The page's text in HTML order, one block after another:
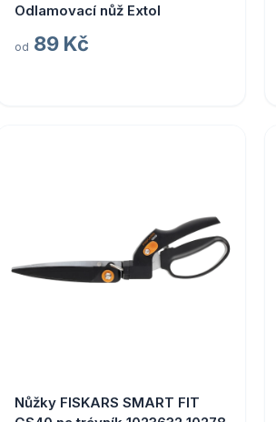
Odlamovací nůž Extol
od 89 Kč
Nůžky FISKARS SMART FIT